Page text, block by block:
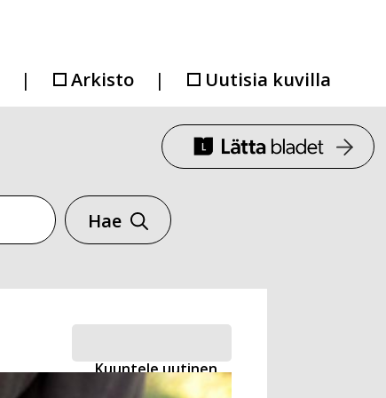
Arkisto Uutisia kuvilla
Hae
Kuuntele uutinen